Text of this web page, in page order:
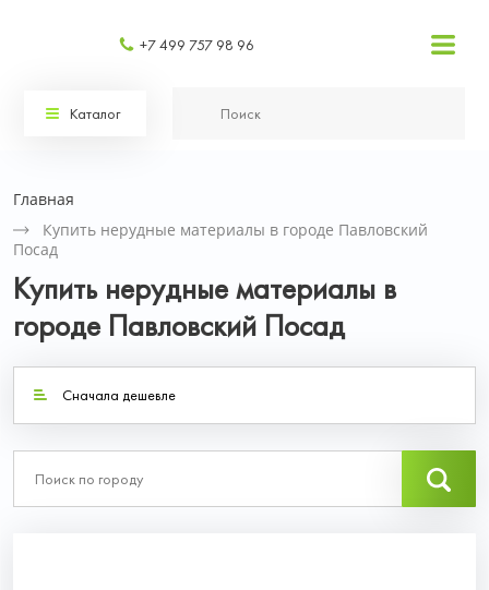
Каталог
+7 499 757 98 96
Главная
Купить нерудные материалы в городе Павловский
Посад
Купить нерудные материалы в
городе Павловский Посад
Сначала дешевле